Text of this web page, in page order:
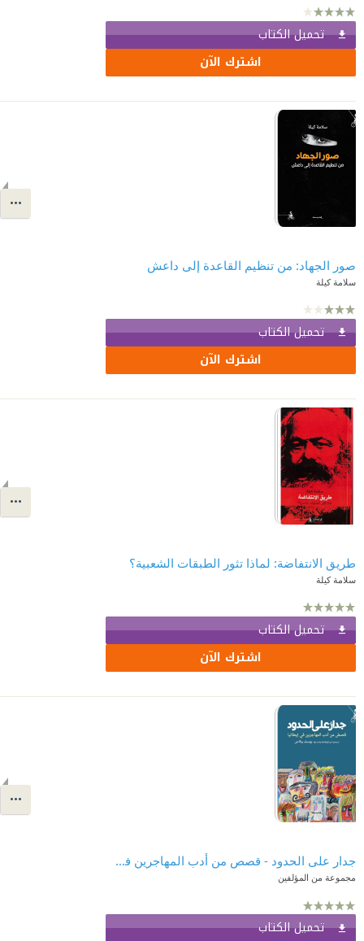
تحميل الكتاب
اشترك الآن
صور الجهاد: من تنظيم القاعدة إلى داعش
سلامة كيلة
تحميل الكتاب
اشترك الآن
طريق الانتفاضة: لماذا تثور الطبقات الشعبية؟
سلامة كيلة
تحميل الكتاب
اشترك الآن
جدار على الحدود - قصص من أدب المهاجرين في إيطاليا
مجموعة من المؤلفين
تحميل الكتاب